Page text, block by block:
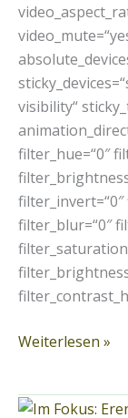
visibility“
filter_hue=“0″
filter_invert=“0″
filter_blur=“0″
Weiterlesen »
Im